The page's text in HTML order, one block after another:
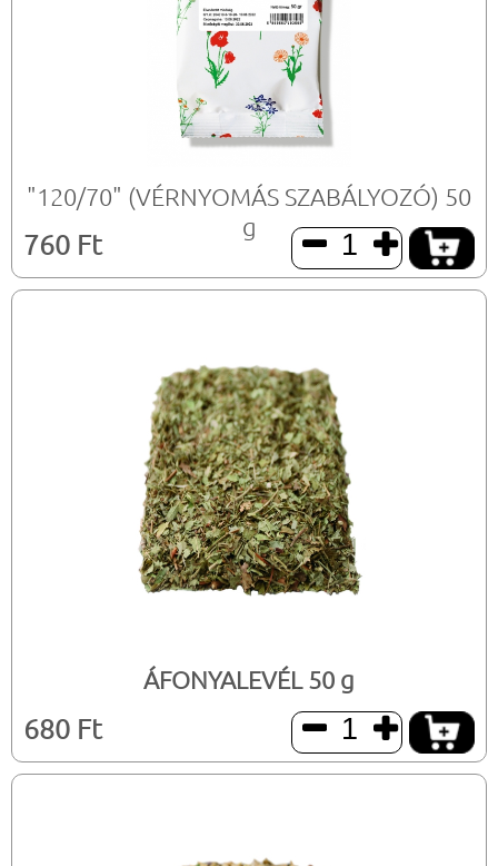
"120/70" (VÉRNYOMÁS SZABÁLYOZÓ) 50
g
760 Ft  
ÁFONYALEVÉL 50 g
680 Ft  